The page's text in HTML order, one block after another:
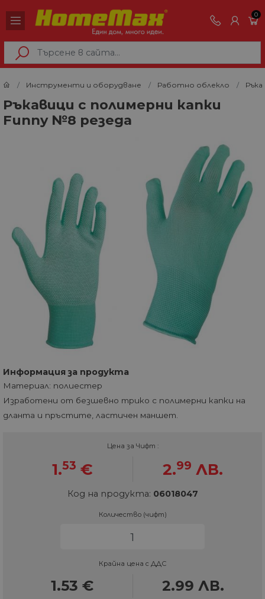
0
Инструменти и оборудване Работно облекло
Ръкавици с полимерни капки
Funny №8 резеда
Информация за продукта
Материал: полиестер
Изработени от безшевно трико с полимерни капки на
дланта и пръстите, ластичен маншет.
Цена за Чифт :
1.53 € 2.99 ЛВ.
Код на продукта: 06018047
Количество (чифт)
Крайна цена с ДДС
1.53 € 2.99 ЛВ.